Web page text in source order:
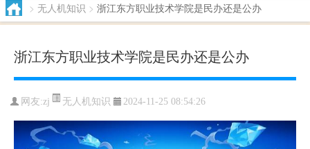
> 无人机知识 > 浙江东方职业技术学院是民办还是公办
浙江东方职业技术学院是民办还是公办
网友:zj 无人机知识 2024-11-25 08:54:26